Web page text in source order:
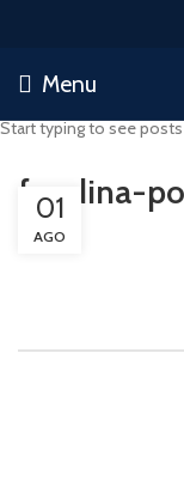
Menu
fondina-
01
AGO
Start typing to see